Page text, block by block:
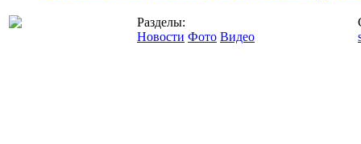
Разделы:
Новости Фото Видео